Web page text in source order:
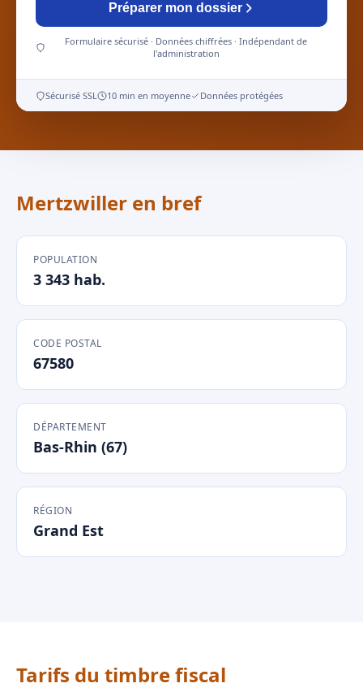
Préparer mon dossier
Formulaire sécurisé · Données chiffrées · Indépendant de
l'administration
Sécurisé SSL 10 min en moyenne Données protégées
Mertzwiller en bref
POPULATION
3 343 hab.
CODE POSTAL
67580
DÉPARTEMENT
Bas-Rhin (67)
RÉGION
Grand Est
Tarifs du timbre fiscal